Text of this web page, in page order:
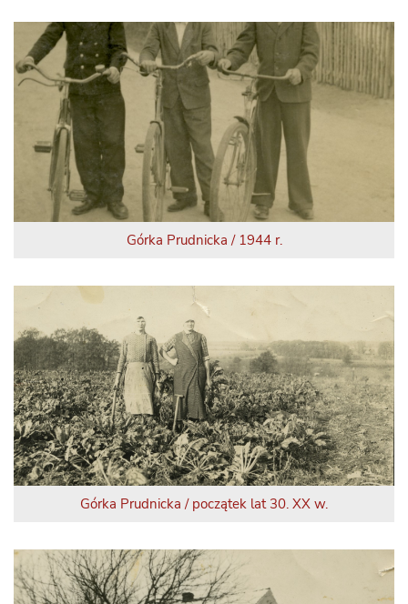
Górka Prudnicka / 1944 r.
Górka Prudnicka / początek lat 30. XX w.